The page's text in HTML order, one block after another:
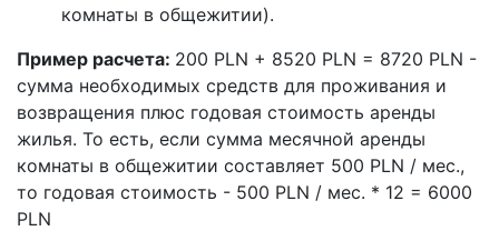
комнаты в общежитии).
Пример расчета: 200 PLN + 8520 PLN = 8720 PLN -
сумма необходимых средств для проживания и
возвращения плюс годовая стоимость аренды
жилья. То есть, если сумма месячной аренды
комнаты в общежитии составляет 500 PLN / мес.,
то годовая стоимость - 500 PLN / мес. * 12 = 6000
PLN